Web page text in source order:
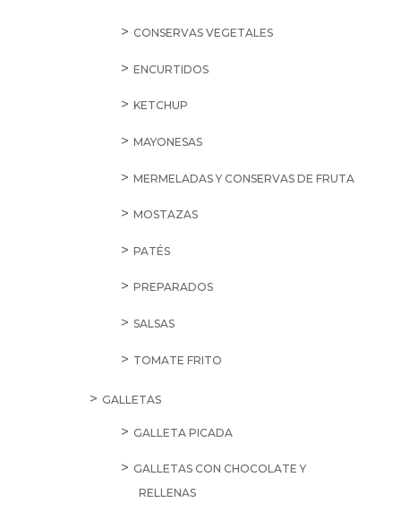
CONSERVAS VEGETALES
ENCURTIDOS
KETCHUP
MAYONESAS
MERMELADAS Y CONSERVAS DE FRUTA
MOSTAZAS
PATÉS
PREPARADOS
SALSAS
TOMATE FRITO
GALLETAS
GALLETA PICADA
GALLETAS CON CHOCOLATE Y
RELLENAS